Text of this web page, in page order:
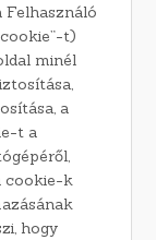
Felhasználó
t)
minél
a
t a
cookie-k
hogy